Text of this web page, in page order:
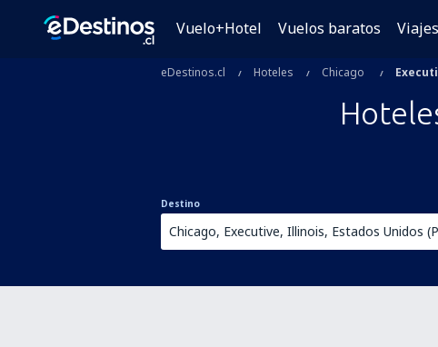
Vuelo+Hotel Vuelos baratos Viajes
eDestinos.cl Hoteles Chicago
Destino